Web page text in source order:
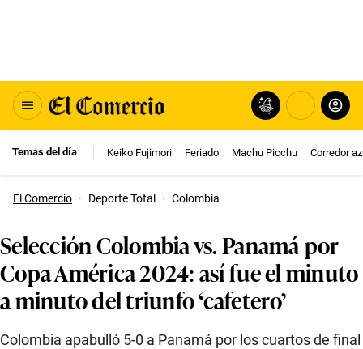
Temas del día Keiko Fujimori Feriado Machu Picchu Corredor
El Comercio · Deporte Total · Colombia
Selección Colombia vs. Panamá por
Copa América 2024: así fue el minuto
a minuto del triunfo ‘cafetero’
Colombia apabulló 5-0 a Panamá por los cuartos de final